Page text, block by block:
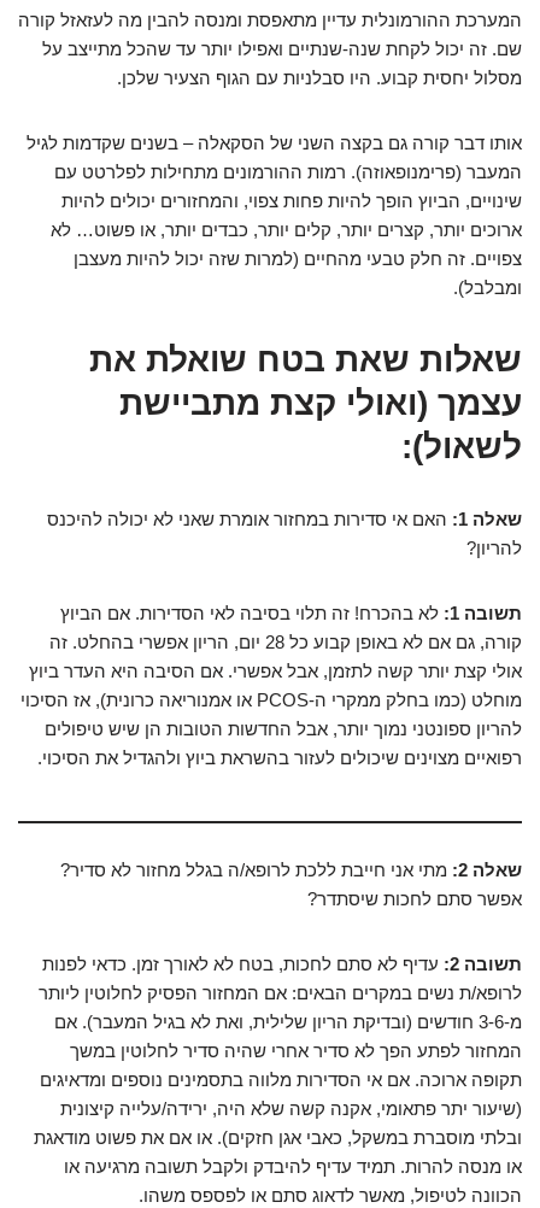
המערכת ההורמונלית עדיין מתאפסת ומנסה להבין מה לעזאזל קורה
שם. זה יכול לקחת שנה-שנתיים ואפילו יותר עד שהכל מתייצב על
מסלול יחסית קבוע. היו סבלניות עם הגוף הצעיר שלכן.
אותו דבר קורה גם בקצה השני של הסקאלה – בשנים שקדמות לגיל
המעבר (פרימנופאוזה). רמות ההורמונים מתחילות לפלרטט עם
שינויים, הביוץ הופך להיות פחות צפוי, והמחזורים יכולים להיות
ארוכים יותר, קצרים יותר, קלים יותר, כבדים יותר, או פשוט… לא
צפויים. זה חלק טבעי מהחיים (למרות שזה יכול להיות מעצבן
ומבלבל).
שאלות שאת בטח שואלת את
עצמך (ואולי קצת מתביישת
לשאול):
שאלה 1:
האם אי סדירות במחזור אומרת שאני לא יכולה להיכנס
להריון?
תשובה 1:
לא בהכרח! זה תלוי בסיבה לאי הסדירות. אם הביוץ
קורה, גם אם לא באופן קבוע כל 28 יום, הריון אפשרי בהחלט. זה
אולי קצת יותר קשה לתזמן, אבל אפשרי. אם הסיבה היא העדר ביוץ
מוחלט (כמו בחלק ממקרי ה-PCOS או אמנוריאה כרונית), אז הסיכוי
להריון ספונטני נמוך יותר, אבל החדשות הטובות הן שיש טיפולים
רפואיים מצוינים שיכולים לעזור בהשראת ביוץ ולהגדיל את הסיכוי.
שאלה 2:
מתי אני חייבת ללכת לרופא/ה בגלל מחזור לא סדיר?
אפשר סתם לחכות שיסתדר?
תשובה 2:
עדיף לא סתם לחכות, בטח לא לאורך זמן. כדאי לפנות
לרופא/ת נשים במקרים הבאים: אם המחזור הפסיק לחלוטין ליותר
מ-3-6 חודשים (ובדיקת הריון שלילית, ואת לא בגיל המעבר). אם
המחזור לפתע הפך לא סדיר אחרי שהיה סדיר לחלוטין במשך
תקופה ארוכה. אם אי הסדירות מלווה בתסמינים נוספים ומדאיגים
(שיעור יתר פתאומי, אקנה קשה שלא היה, ירידה/עלייה קיצונית
ובלתי מוסברת במשקל, כאבי אגן חזקים). או אם את פשוט מודאגת
או מנסה להרות. תמיד עדיף להיבדק ולקבל תשובה מרגיעה או
הכוונה לטיפול, מאשר לדאוג סתם או לפספס משהו.